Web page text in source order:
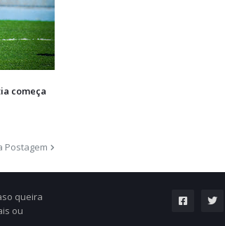
começa
Postagem
queira
ou